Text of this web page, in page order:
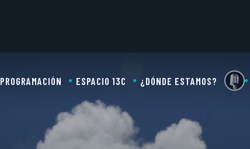
PROGRAMACIÓN ESPACIO 13C ¿DÓNDE ESTAMOS?